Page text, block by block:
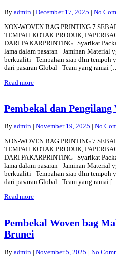
By admin | December 17, 2025 | No
NON-WOVEN BAG PRINTING 7
TEMPAH KOTAK PRODUK,
DARI PAKARPRINTING Syarikat
lama dalam pasaran Jaminan
berkualiti Tempahan siap dlm tempoh
dari pasaran Global Team yang ramai
Read more
Pembekal dan Pengilang
By admin | November 19, 2025 | No
NON-WOVEN BAG PRINTING 7
TEMPAH KOTAK PRODUK,
DARI PAKARPRINTING Syarikat
lama dalam pasaran Jaminan
berkualiti Tempahan siap dlm tempoh
dari pasaran Global Team yang ramai
Read more
Pembekal Woven bag
Brunei
By admin | November 5, 2025 | No